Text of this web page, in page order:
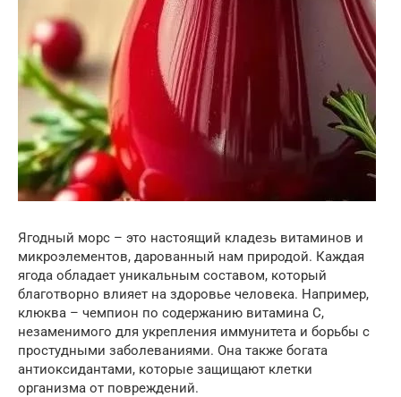
Ягодный морс – это настоящий кладезь витаминов и
микроэлементов, дарованный нам природой. Каждая
ягода обладает уникальным составом, который
благотворно влияет на здоровье человека. Например,
клюква – чемпион по содержанию витамина C,
незаменимого для укрепления иммунитета и борьбы с
простудными заболеваниями. Она также богата
антиоксидантами, которые защищают клетки
организма от повреждений.